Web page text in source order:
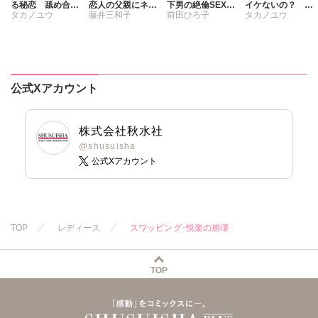
る秘恋 舐め合っ
て絶頂
タカノユウ
恋人の父親にネト
ラレる
藤井三和子
下男の絶倫SEXに
溺れる
前田ひろ子
イケないの？ 幸
せなHのための内
タカノユウ
公式Xアカウント
株式会社秋水社
@shusuisha
公式Xアカウント
TOP レディース スワッピング･悦楽の崩壊
TOP